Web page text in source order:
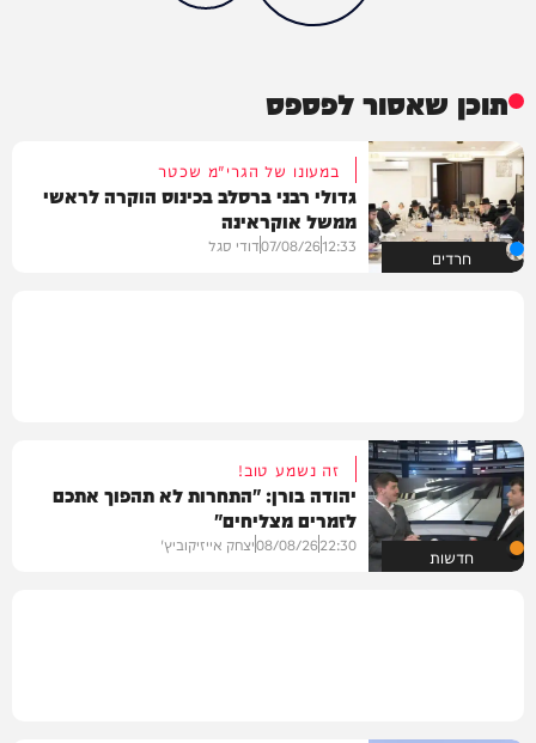
תוכן שאסור לפספס
חרדים
במעונו של הגרי"מ שכטר
גדולי רבני ברסלב בכינוס הוקרה לראשי
ממשל אוקראינה
12:33
07/08/26דודי סגל
חדשות
זה נשמע טוב!
יהודה בורן: "התחרות לא תהפוך אתכם
לזמרים מצליחים"
22:30
08/08/26יצחק אייזיקוביץ'